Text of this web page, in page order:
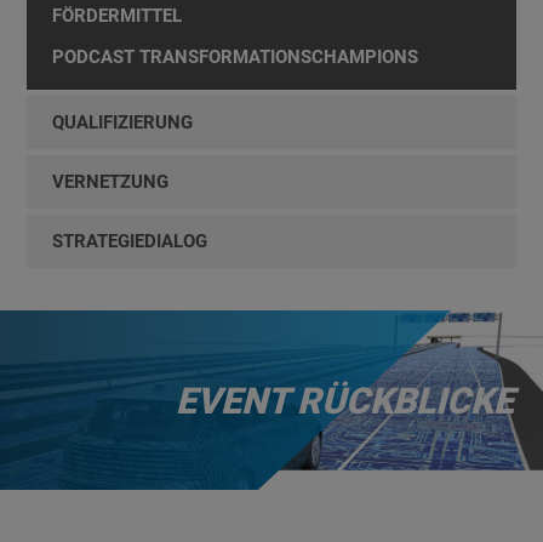
FÖRDERMITTEL
PODCAST TRANSFORMATIONSCHAMPIONS
QUALIFIZIERUNG
VERNETZUNG
STRATEGIEDIALOG
EVENT RÜCKBLICKE